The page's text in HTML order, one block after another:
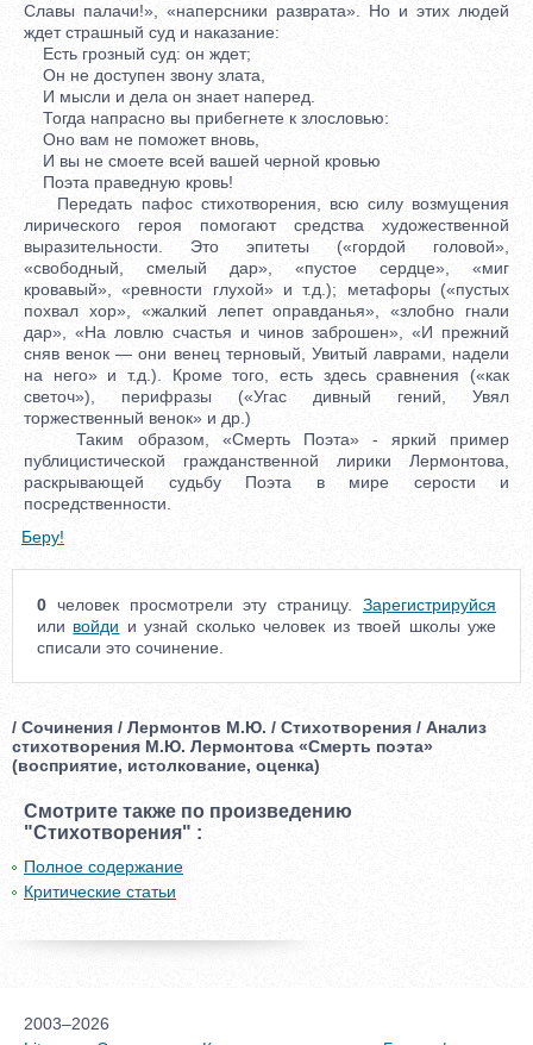
Славы палачи!», «наперсники разврата». Но и этих людей
ждет страшный суд и наказание:
Есть грозный суд: он ждет;
Он не доступен звону злата,
И мысли и дела он знает наперед.
Тогда напрасно вы прибегнете к злословью:
Оно вам не поможет вновь,
И вы не смоете всей вашей черной кровью
Поэта праведную кровь!
Передать пафос стихотворения, всю силу возмущения
лирического героя помогают средства художественной
выразительности. Это эпитеты («гордой головой»,
«свободный, смелый дар», «пустое сердце», «миг
кровавый», «ревности глухой» и т.д.); метафоры («пустых
похвал хор», «жалкий лепет оправданья», «злобно гнали
дар», «На ловлю счастья и чинов заброшен», «И прежний
сняв венок — они венец терновый, Увитый лаврами, надели
на него» и т.д.). Кроме того, есть здесь сравнения («как
светоч»), перифразы («Угас дивный гений, Увял
торжественный венок» и др.)
Таким образом, «Смерть Поэта» - яркий пример
публицистической гражданственной лирики Лермонтова,
раскрывающей судьбу Поэта в мире серости и
посредственности.
Беру!
0 человек просмотрели эту страницу. Зарегистрируйся
или войди и узнай сколько человек из твоей школы уже
списали это сочинение.
/ Сочинения / Лермонтов М.Ю. / Стихотворения / Анализ
стихотворения М.Ю. Лермонтова «Смерть поэта»
(восприятие, истолкование, оценка)
Смотрите также по произведению
"Стихотворения" :
Полное содержание
Критические статьи
2003–2026